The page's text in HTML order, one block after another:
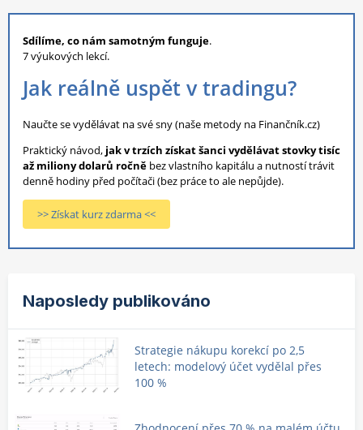
Sdílíme, co nám samotným funguje.
7 výukových lekcí.
Jak reálně uspět v tradingu?
Naučte se vydělávat na své sny (naše metody na Finančník.cz)
Praktický návod, jak v trzích získat šanci vydělávat stovky tisíc
až miliony dolarů ročně bez vlastního kapitálu a nutností trávit
denně hodiny před počítači (bez práce to ale nepůjde).
>> Získat kurz zdarma <<
Naposledy publikováno
Strategie nákupu korekcí po 2,5
letech: modelový účet vydělal přes
100 %